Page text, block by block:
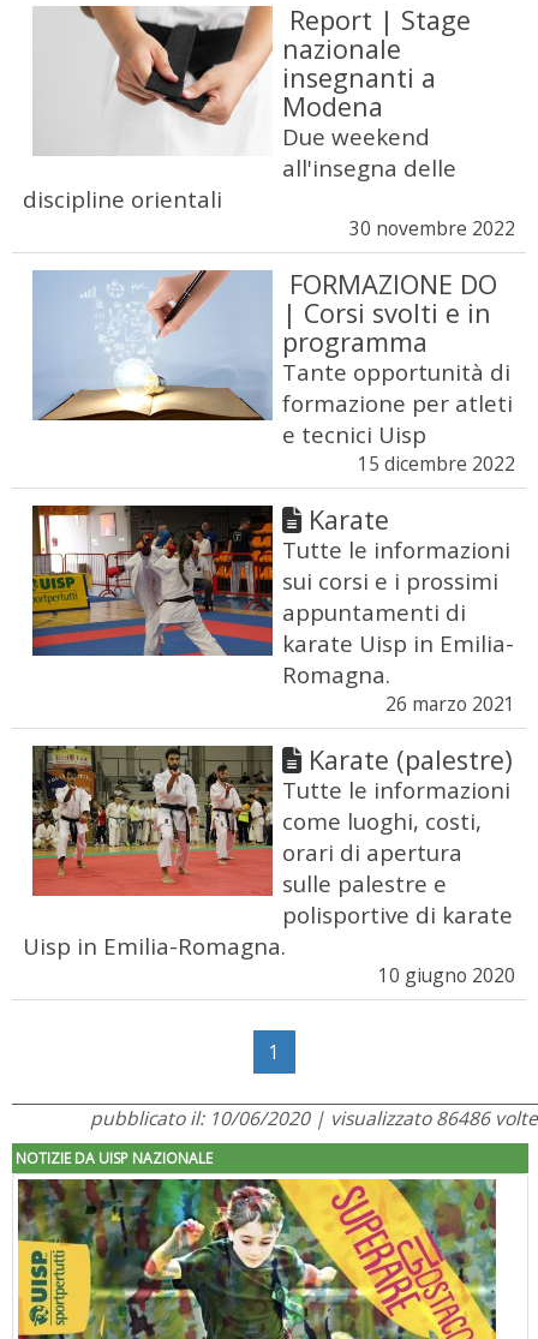
Report | Stage
nazionale
insegnanti a
Modena
Due weekend
all'insegna delle
discipline orientali
30 novembre 2022
FORMAZIONE DO
| Corsi svolti e in
programma
Tante opportunità di
formazione per atleti
e tecnici Uisp
15 dicembre 2022
Karate
Tutte le informazioni
sui corsi e i prossimi
appuntamenti di
karate Uisp in Emilia-
Romagna.
26 marzo 2021
Karate (palestre)
Tutte le informazioni
come luoghi, costi,
orari di apertura
sulle palestre e
polisportive di karate
Uisp in Emilia-Romagna.
10 giugno 2020
1
pubblicato il: 10/06/2020 | visualizzato 86486 volte
NOTIZIE DA UISP NAZIONALE